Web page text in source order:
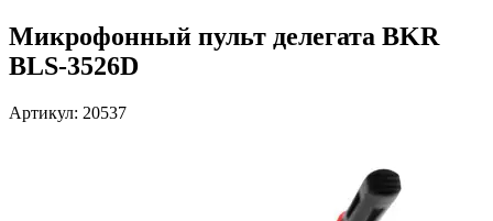
Микрофонный пульт делегата BKR
BLS-3526D
Артикул: 20537